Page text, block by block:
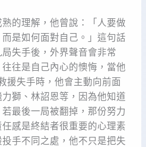
的理解，他曾說：「人要做
是如何面對自己。」這句話
失手後，外界聲音會非常
往是自己內心的懊悔，當他
援失手時，他會主動向前面
獅、林詔恩等，因為他知道
最後一局被翻掉，那份努力
感是終結者很重要的心理素
手不同之處，他不只是把失